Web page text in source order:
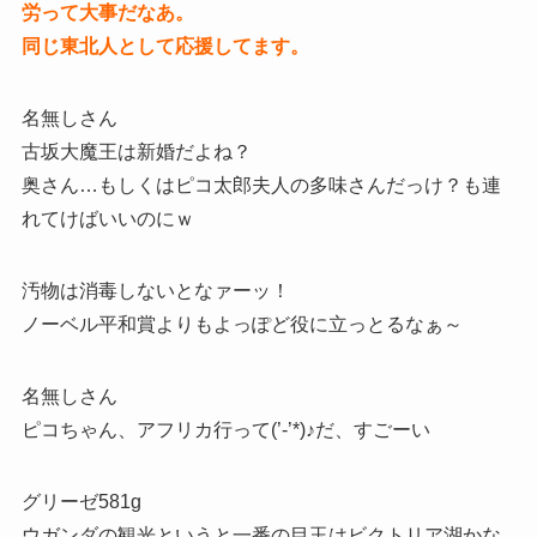
労って大事だなあ。
同じ東北人として応援してます。
名無しさん
古坂大魔王は新婚だよね？
奥さん…もしくはピコ太郎夫人の多味さんだっけ？も連
れてけばいいのにｗ
汚物は消毒しないとなァーッ！
ノーベル平和賞よりもよっぽど役に立っとるなぁ～
名無しさん
ピコちゃん、アフリカ行って(’-’*)♪だ、すごーい
グリーゼ581g